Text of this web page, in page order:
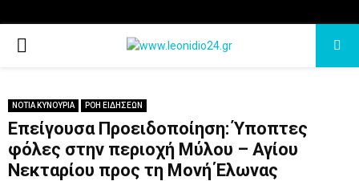
PRIMARY
ΝΟΤΙΑ ΚΥΝΟΥΡΙΑ ΡΟΗ ΕΙΔΗΣΕΩΝ
Επείγουσα Προειδοποίηση: Ύποπτες
φόλες στην περιοχή Μύλου – Αγίου
Νεκταρίου προς τη Μονή Έλωνας